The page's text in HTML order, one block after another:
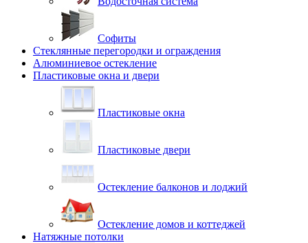
Софиты
Стеклянные перегородки и ограждения
Алюминиевое остекление
Пластиковые окна и двери
Пластиковые окна
Пластиковые двери
Остекление балконов и лоджий
Остекление домов и коттеджей
Натяжные потолки